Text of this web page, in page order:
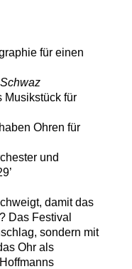
für einen
Musikstück für
Ohren für
und
damit das
Das Festival
sondern mit
Ohr als